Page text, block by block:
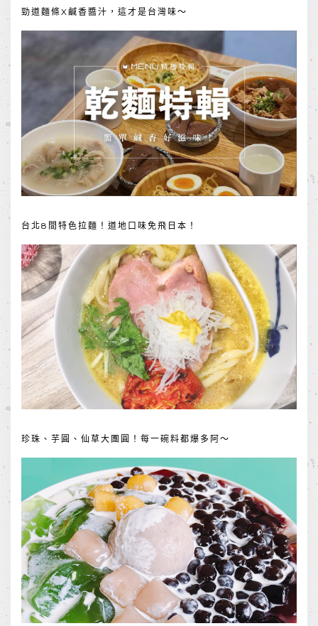
勁道麵條X鹹香醬汁，這才是台灣味～
台北8間特色拉麵！道地口味免飛日本！
珍珠、芋圓、仙草大團圓！每一碗料都爆多阿～